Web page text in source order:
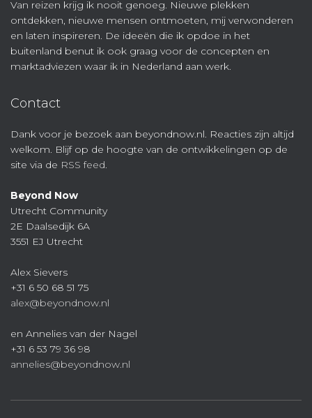
Van reizen krijg ik nooit genoeg. Nieuwe plekken
ontdekken, nieuwe mensen ontmoeten, mij verwonderen
en laten inspireren. De ideeën die ik opdoe in het
buitenland benut ik ook graag voor de concepten en
marktadviezen waar ik in Nederland aan werk.
Contact
Dank voor je bezoek aan beyondnow.nl. Reacties zijn altijd
welkom. Blijf op de hoogte van de ontwikkelingen op de
site via de RSS feed.
Beyond Now
Utrecht Community
2E Daalsedijk 6A
3551 EJ Utrecht
Alex Sievers
+31 6 50 68 51 75
alex@beyondnow.nl
en Annelies van der Nagel
+31 6 53 79 36 98
annelies@beyondnow.nl